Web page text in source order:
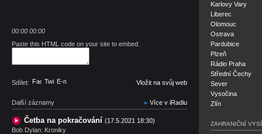
00:00 00:00
Paste this HTML code on your site to embed.
Sdílet: Facebook
TwitterE-mail Vložit na svůj web
Další záznamy Více v iRadiu
Četba na pokračování (17.5.2021 18:30)
Bob Dylan: Kroniky
Karlovy Vary
Liberec
Olomouc
Ostrava
Pardubice
Plzeň
Rádio Praha
Střední Čechy
Sever
Vysočina
Zlín
ZAHRANIČNÍ